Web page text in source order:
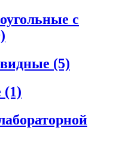
с
(5)
(1)